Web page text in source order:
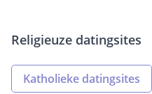
Religieuze datingsites
Katholieke datingsites